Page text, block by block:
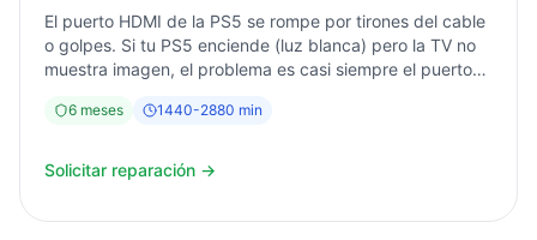
El puerto HDMI de la PS5 se rompe por tirones del cable
o golpes. Si tu PS5 enciende (luz blanca) pero la TV no
muestra imagen, el problema es casi siempre el puerto
mediante microsoldadura especializada. Diagnóstico
6 meses 1440-2880 min
Solicitar reparación →